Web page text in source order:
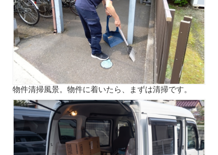
物件清掃風景。物件に着いたら、まずは清掃です。